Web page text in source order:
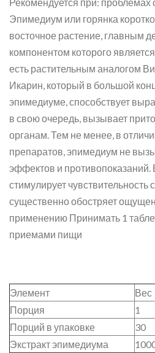
Эпимедиум или горянка
восточное растение, главным
компонентом которого
есть растительным аналогом
Икарин, который в большой
эпимедиуме, способствует
в свою очередь, вызывает
органам. Тем не менее, в
препаратов, эпимедиум не
эффектов и противопоказаний.
стимулирует чувствительность
существенно обостряет
применению Принимать 1
приемами пищи
Элемент Вес
Порция
1
Порций в упаковке
30
Экстракт эпимедиума